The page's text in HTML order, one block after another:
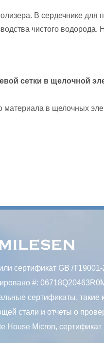
В сердечнике для
чистого водорода.
сетки в щелочной
материала в щелочных
сертификат GB /T19001-
#:
сертификаты, такие
стали и отчеты о
House Micron, сертификат